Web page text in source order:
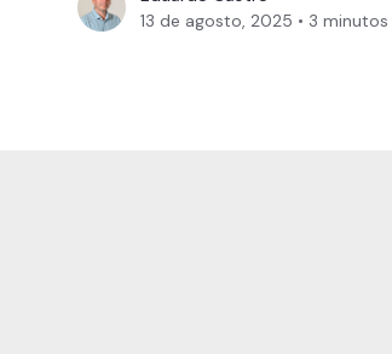
13 de agosto, 2025 • 3 minutos